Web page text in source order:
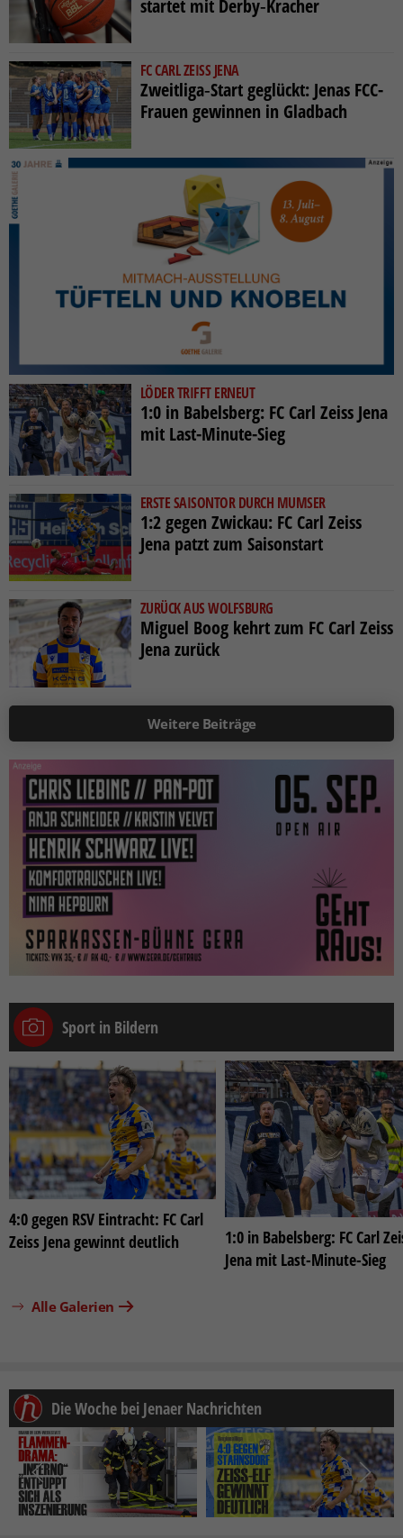
startet mit Derby‑Kracher
FC CARL ZEISS JENA
Zweitliga‑Start geglückt: Jenas FCC-
Frauen gewinnen in Gladbach
LÖDER TRIFFT ERNEUT
1:0 in Babelsberg: FC Carl Zeiss Jena
mit Last-Minute-Sieg
ERSTE SAISONTOR DURCH MUMSER
1:2 gegen Zwickau: FC Carl Zeiss
Jena patzt zum Saisonstart
ZURÜCK AUS WOLFSBURG
Miguel Boog kehrt zum FC Carl Zeiss
Jena zurück
Weitere Beiträge
Sport in Bildern
4:0 gegen RSV Eintracht: FC Carl
Zeiss Jena gewinnt deutlich
1:0 in Babelsberg: FC Carl
Jena mit Last-Minute-Sieg
Alle Galerien
Die Woche bei Jenaer Nachrichten